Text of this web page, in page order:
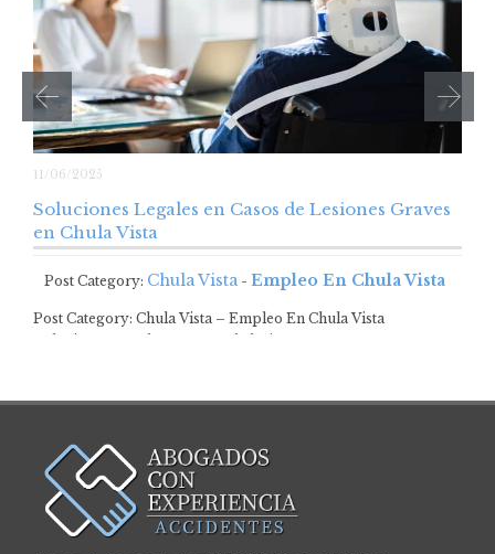
11/06/2025
Soluciones Legales en Casos de Lesiones Graves
en Chula Vista
Post Category: Chula Vista- Empleo En Chula Vista
Post Category: Chula Vista – Empleo En Chula Vista